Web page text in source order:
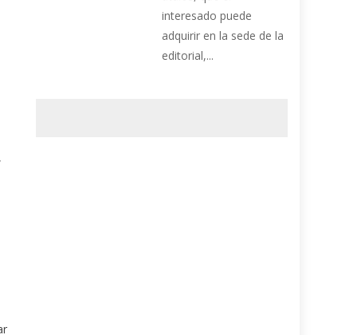
interesado puede
adquirir en la sede de la
editorial,...